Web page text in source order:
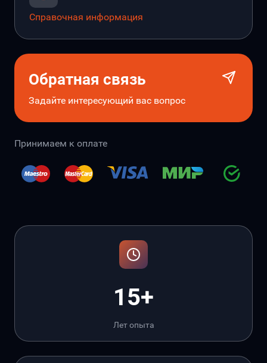
Справочная информация
Обратная связь
Задайте интересующий вас вопрос
Принимаем к оплате
15+
Лет опыта